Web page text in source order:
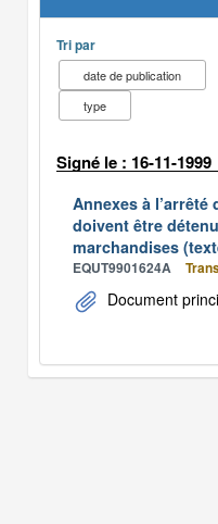
Tri par
date de publication
type
Signé le : 16-11-1999
Annexes à
doivent être
marchandises
EQUT9901624A
Document